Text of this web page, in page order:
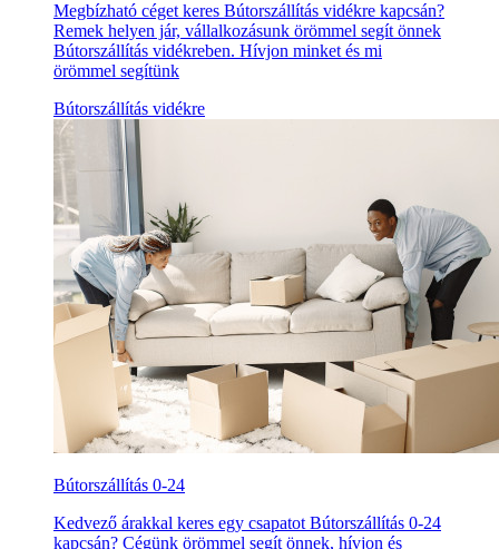
Megbízható céget keres Bútorszállítás vidékre kapcsán?
Remek helyen jár, vállalkozásunk örömmel segít önnek
Bútorszállítás vidékreben. Hívjon minket és mi
örömmel segítünk
Bútorszállítás vidékre
Bútorszállítás 0-24
Kedvező árakkal keres egy csapatot Bútorszállítás 0-24
kapcsán? Cégünk örömmel segít önnek, hívjon és